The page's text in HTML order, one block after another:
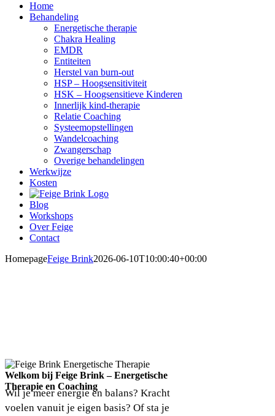
Home
Behandeling
Energetische therapie
Chakra Healing
EMDR
Entiteiten
Herstel van burn-out
HSP – Hoogsensitiviteit
HSK – Hoogsensitieve Kinderen
Innerlijk kind-therapie
Relatie Coaching
Systeemopstellingen
Wandelcoaching
Zwangerschap
Overige behandelingen
Werkwijze
Kosten
Blog
Workshops
Over Feige
Contact
HomepageFeige Brink2026-06-10T10:00:40+00:00
Welkom bij Feige Brink – Energetische
Therapie en Coaching
Wil je meer energie en balans? Kracht
voelen vanuit je eigen basis? Of sta je